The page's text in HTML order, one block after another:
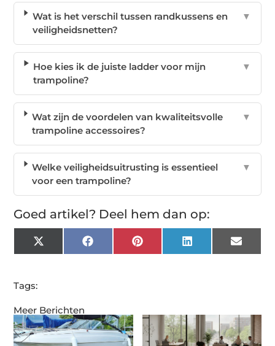
Meer Berichten
Wat is het verschil tussen randkussens en
veiligheidsnetten?
▼
Hoe kies ik de juiste ladder voor mijn
trampoline?
▼
Wat zijn de voordelen van kwaliteitsvolle
trampoline accessoires?
▼
Welke veiligheidsuitrusting is essentieel
voor een trampoline?
▼
Goed artikel? Deel hem dan op:
X
(Twitter)
FacebookPinterest LinkedIn Email
Tags: